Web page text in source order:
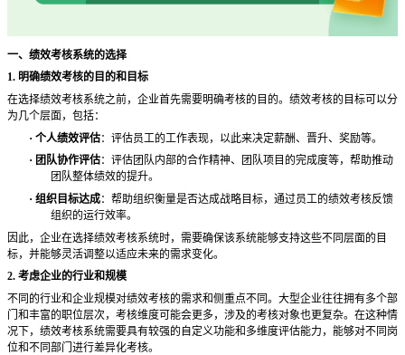
一、绩效考核系统的选择
1. 明确绩效考核的目的和目标
在选择绩效考核系统之前，企业首先需要明确考核的目的。绩效考核的目标可以分
为几个层面，包括：
· 个人绩效评估：评估员工的工作表现，以此来决定薪酬、晋升、奖励等。
· 团队协作评估：评估团队内部的合作精神、团队项目的完成度等，帮助推动
团队整体绩效的提升。
· 组织目标达成：帮助组织衡量是否达成战略目标，通过员工的绩效考核反馈
组织的运行效率。
因此，企业在选择绩效考核系统时，需要确保该系统能够支持这些不同层面的目
标，并能够灵活调整以适应未来的需求变化。
2. 考虑企业的行业和规模
不同的行业和企业规模对绩效考核的需求和侧重点不同。大型企业往往拥有多个部
门和丰富的职位层次，考核维度可能会更多，涉及的考核对象也更复杂。在这种情
况下，绩效考核系统需要具有较强的自定义功能和多维度评估能力，能够对不同岗
位和不同部门进行差异化考核。